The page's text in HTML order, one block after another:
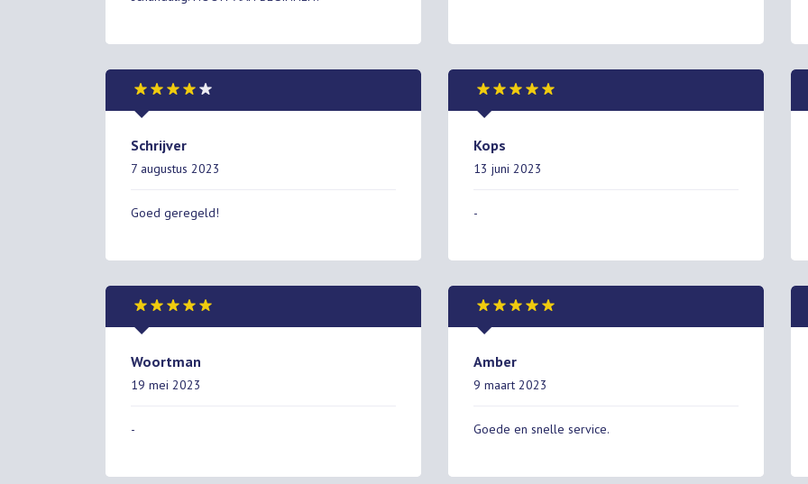
Schrijver
7 augustus 2023
Goed geregeld!
Kops
13 juni 2023
-
Woortman
19 mei 2023
-
Amber
9 maart 2023
Goede en snelle service.